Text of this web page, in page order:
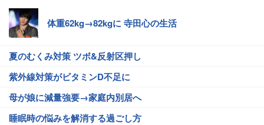
体重62kg→82kgに 寺田心の生活
夏のむくみ対策 ツボ&反射区押し
紫外線対策がビタミンD不足に
母が娘に減量強要→家庭内別居へ
睡眠時の悩みを解消する過ごし方